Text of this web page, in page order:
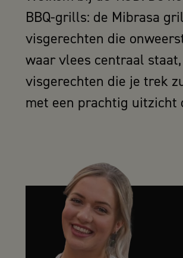
BBQ-grills: de Mibrasa
visgerechten die
waar vlees centraal
visgerechten die je trek
met een prachtig uitzicht